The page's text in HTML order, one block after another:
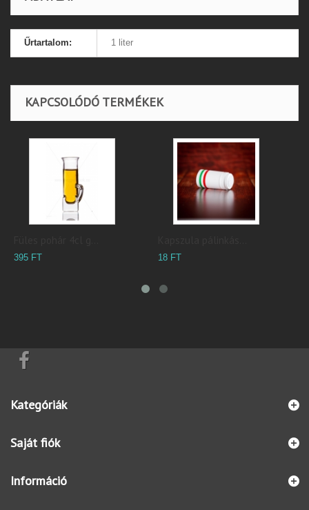
Űrtartalom: 1 liter
KAPCSOLÓDÓ TERMÉKEK
395 FT 18 FT
Kategóriák
Saját fiók
Információ